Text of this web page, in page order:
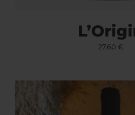
27,60 €